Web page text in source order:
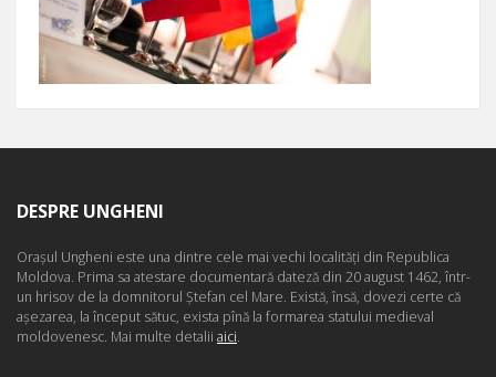
DESPRE UNGHENI
Oraşul Ungheni este una dintre cele mai vechi localităţi din Republica
Moldova. Prima sa atestare documentară dateză din 20 august 1462, într-
un hrisov de la domnitorul Ştefan cel Mare. Există, însă, dovezi certe că
aşezarea, la început sătuc, exista pînă la formarea statului medieval
moldovenesc. Mai multe detalii aici.